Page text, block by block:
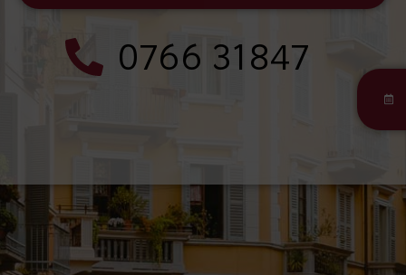
0766 31847